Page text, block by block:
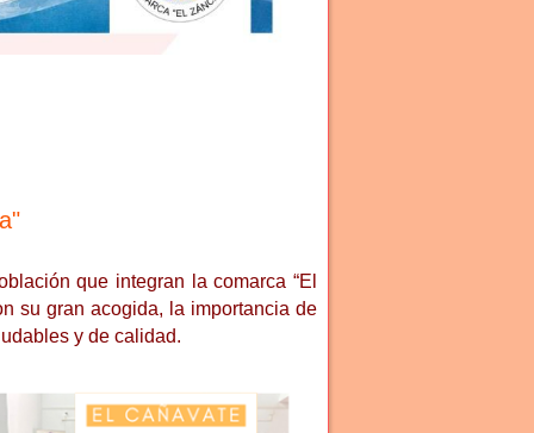
que integran la comarca “El
su gran acogida, la importancia de
y de calidad.